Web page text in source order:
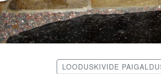
LOODUSKIVIDE